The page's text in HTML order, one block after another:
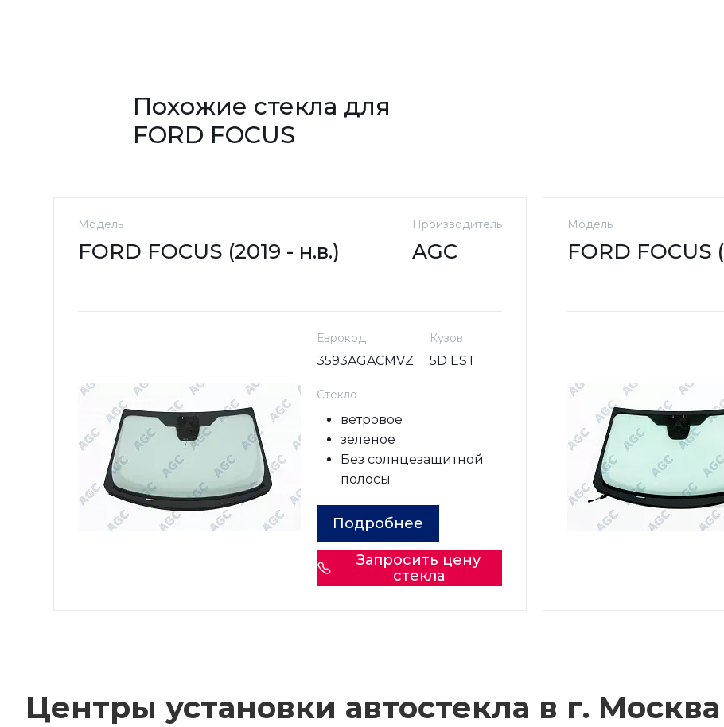
Похожие стекла для
FORD FOCUS
Модель
FORD FOCUS (2019 - н.в.)
Производитель
AGC
Еврокод
3593AGACMVZ
Кузов
5D EST
Стекло
ветровое
зеленое
Без солнцезащитной
полосы
Подробнее
Запросить цену
стекла
Модель
FORD FOCUS
Центры установки автостекла в г. Москва